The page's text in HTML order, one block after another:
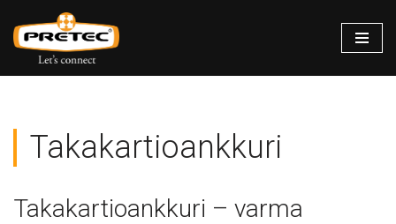
Siirry
suoraan
Takakartioankkuri
Takakartioankkuri – varma